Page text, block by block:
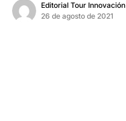
Editorial Tour Innovación
26 de agosto de 2021